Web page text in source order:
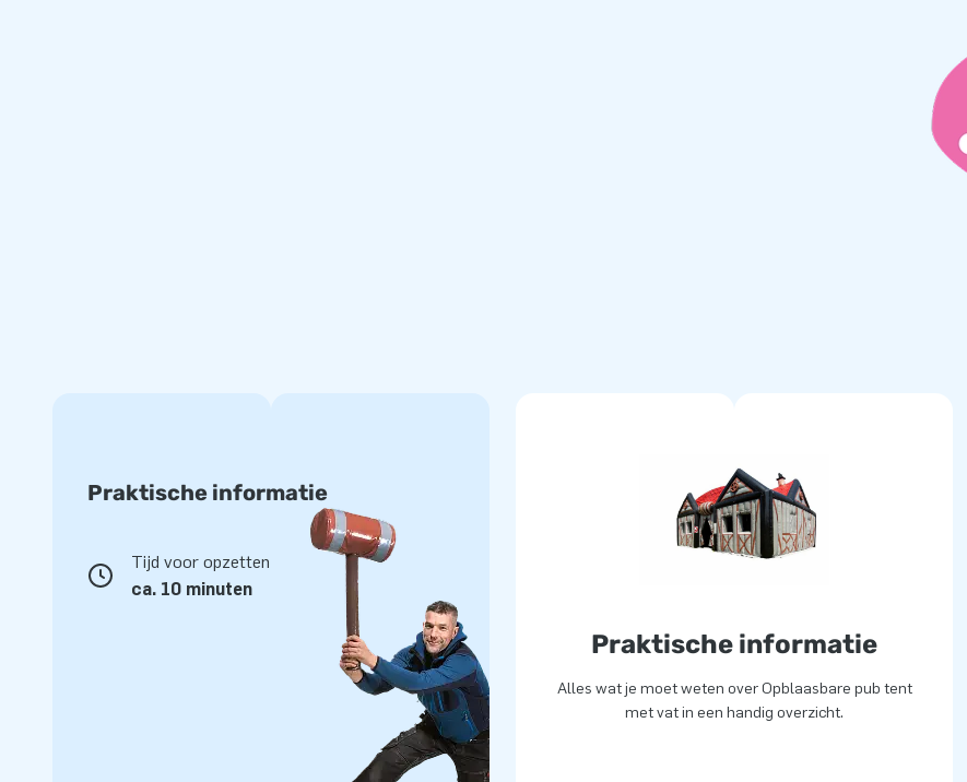
Praktische informatie
Tijd voor opzetten
ca. 10 minuten
Praktische informatie
Alles wat je moet weten over Opblaasbare pub tent
met vat in een handig overzicht.